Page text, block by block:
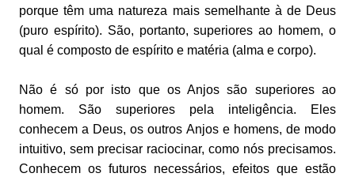
porque têm uma natureza mais semelhante à de Deus
(puro espírito). São, portanto, superiores ao homem, o
qual é composto de espírito e matéria (alma e corpo).
Não é só por isto que os Anjos são superiores ao
homem. São superiores pela inteligência. Eles
conhecem a Deus, os outros Anjos e homens, de modo
intuitivo, sem precisar raciocinar, como nós precisamos.
Conhecem os futuros necessários, efeitos que estão